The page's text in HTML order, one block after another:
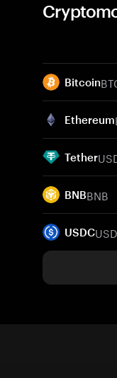
Bitcoin
Ethereum
Tether
BNBBNB
USDC